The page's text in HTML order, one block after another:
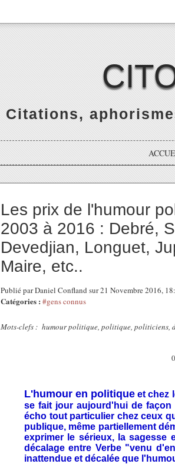
Citations,
Les prix de l'humour
2003 à 2016 : Debré,
Devedjian, Longuet,
Maire, etc..
Publié par Daniel Confland sur 21 Novembre 2016,
Catégories : #gens connus
Mots-clefs : humour politique, politique, politiciens,
L'humour en politique et chez
se fait jour aujourd'hui de
écho tout particulier chez ceux
publique, même partiellement
exprimer le sérieux, la sagesse
décalage entre Verbe "venu
inattendue et décalée que